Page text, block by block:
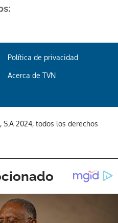
Política de privacidad
Acerca de TVN
2024, todos los derechos